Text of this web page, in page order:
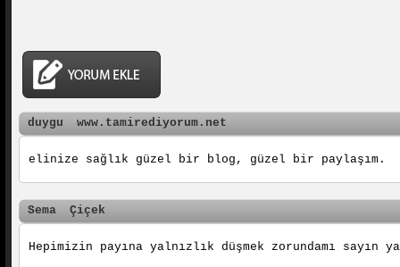
duygu www.tamirediyorum.net
elinize sağlık güzel bir blog, güzel bir paylaşım.
Sema Çiçek
Hepimizin payına yalnızlık düşmek zorundamı sayın